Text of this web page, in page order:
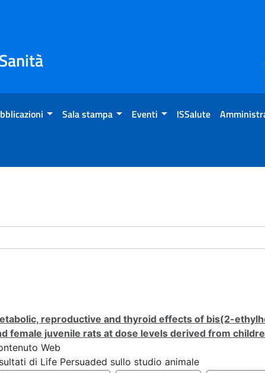
Sala stampa Eventi ISSalute
reproductive and thyroid effects of bis(2-
female juvenile rats at dose levels derived from
Web
di Life Persuaded sullo studio animale